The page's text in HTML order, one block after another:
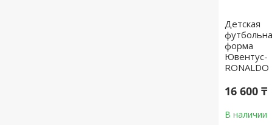
Детская
форма
Ювентус-
RONALDO
16 600 ₸
В наличии